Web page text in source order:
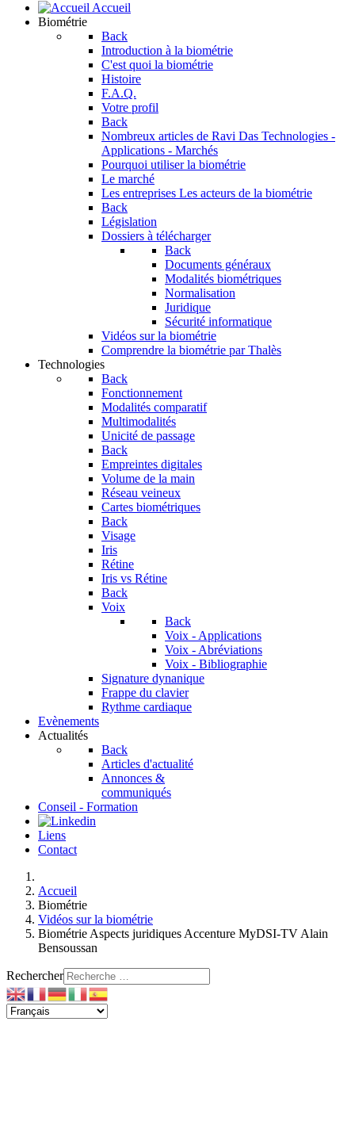
Accueil
Biométrie
Back
Introduction à la biométrie
C'est quoi la biométrie
Histoire
F.A.Q.
Votre profil
Back
Nombreux articles de Ravi Das Technologies -
Applications - Marchés
Pourquoi utiliser la biométrie
Le marché
Les entreprises Les acteurs de la biométrie
Back
Législation
Dossiers à télécharger
Back
Documents généraux
Modalités biométriques
Normalisation
Juridique
Sécurité informatique
Vidéos sur la biométrie
Comprendre la biométrie par Thalès
Technologies
Back
Fonctionnement
Modalités comparatif
Multimodalités
Unicité de passage
Back
Empreintes digitales
Volume de la main
Réseau veineux
Cartes biométriques
Back
Visage
Iris
Rétine
Iris vs Rétine
Back
Voix
Back
Voix - Applications
Voix - Abréviations
Voix - Bibliographie
Signature dynanique
Frappe du clavier
Rythme cardiaque
Evènements
Actualités
Back
Articles d'actualité
Annonces &
communiqués
Conseil - Formation
Liens
Contact
Accueil
Biométrie
Vidéos sur la biométrie
Biométrie Aspects juridiques Accenture MyDSI-TV Alain
Bensoussan
Rechercher